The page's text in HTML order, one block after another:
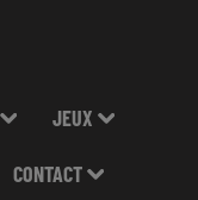
JEUX
CONTACT